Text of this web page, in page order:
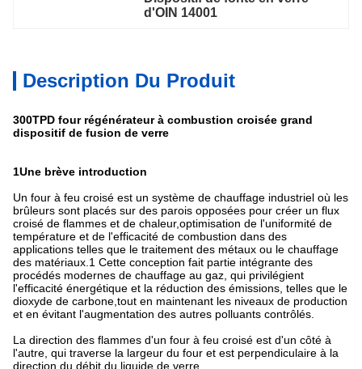
d'OIN 14001
Description Du Produit
300TPD four régénérateur à combustion croisée grand
dispositif de fusion de verre
1Une brève introduction
Un four à feu croisé est un système de chauffage industriel où les
brûleurs sont placés sur des parois opposées pour créer un flux
croisé de flammes et de chaleur,optimisation de l'uniformité de
température et de l'efficacité de combustion dans des
applications telles que le traitement des métaux ou le chauffage
des matériaux.1 Cette conception fait partie intégrante des
procédés modernes de chauffage au gaz, qui privilégient
l'efficacité énergétique et la réduction des émissions, telles que le
dioxyde de carbone,tout en maintenant les niveaux de production
et en évitant l'augmentation des autres polluants contrôlés.
La direction des flammes d'un four à feu croisé est d'un côté à
l'autre, qui traverse la largeur du four et est perpendiculaire à la
direction du débit du liquide de verre.